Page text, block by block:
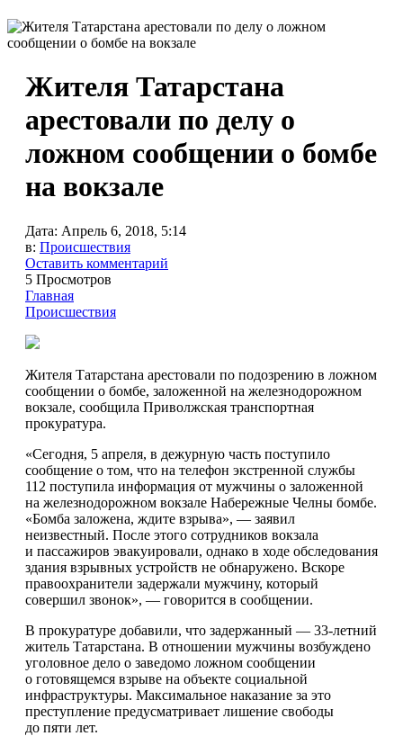
Жителя Татарстана
арестовали по делу о
ложном сообщении о бомбе
на вокзале
Дата: Апрель 6, 2018, 5:14
в: Происшествия
Оставить комментарий
5 Просмотров
Главная
Происшествия
Жителя Татарстана арестовали по подозрению в ложном
сообщении о бомбе, заложенной на железнодорожном
вокзале, сообщила Приволжская транспортная
прокуратура.
«Сегодня, 5 апреля, в дежурную часть поступило
сообщение о том, что на телефон экстренной службы
112 поступила информация от мужчины о заложенной
на железнодорожном вокзале Набережные Челны бомбе.
«Бомба заложена, ждите взрыва», — заявил
неизвестный. После этого сотрудников вокзала
и пассажиров эвакуировали, однако в ходе обследования
здания взрывных устройств не обнаружено. Вскоре
правоохранители задержали мужчину, который
совершил звонок», — говорится в сообщении.
В прокуратуре добавили, что задержанный — 33-летний
житель Татарстана. В отношении мужчины возбуждено
уголовное дело о заведомо ложном сообщении
о готовящемся взрыве на объекте социальной
инфраструктуры. Максимальное наказание за это
преступление предусматривает лишение свободы
до пяти лет.